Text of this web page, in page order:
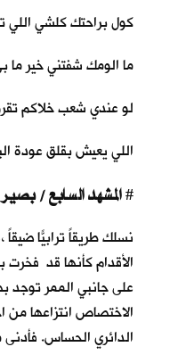
كول براحتك كلشي اللي
ما الومك شفتني خير ما
لو عندي شعب خلاكم
اللي يعيش بقلق عودة
#المشهد السابع /
نسلك طريقاً ترابيّاً ضيقاً
الأقدام كأنها قد فخرت
على جانبي الممر توجد
الاختصاص انتزاعها
الدائري الحساس. فأدنى